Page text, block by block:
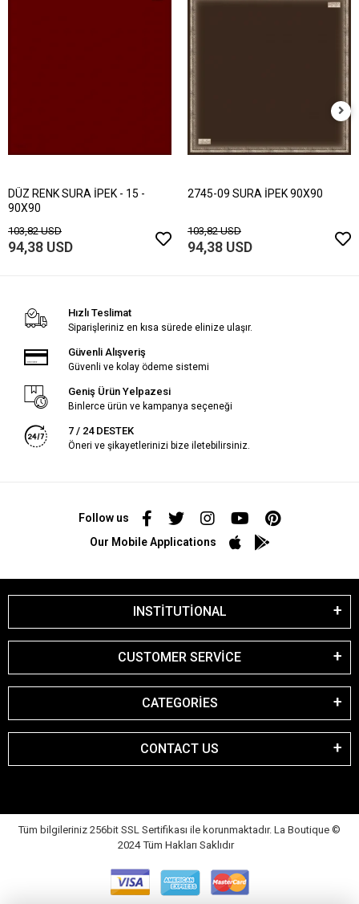
DÜZ RENK SURA İPEK - 15 -
90X90
103,82 USD
94,38 USD
2745-09 SURA İPEK 90X90
103,82 USD
94,38 USD
Hızlı Teslimat
Siparişleriniz en kısa sürede elinize ulaşır.
Güvenli Alışveriş
Güvenli ve kolay ödeme sistemi
Geniş Ürün Yelpazesi
Binlerce ürün ve kampanya seçeneği
7 / 24 DESTEK
Öneri ve şikayetlerinizi bize iletebilirsiniz.
Follow us
Our Mobile Applications
INSTİTUTİONAL
CUSTOMER SERVİCE
CATEGORİES
CONTACT US
Tüm bilgileriniz 256bit SSL Sertifikası ile korunmaktadır. La Boutique ©
2024 Tüm Hakları Saklıdır